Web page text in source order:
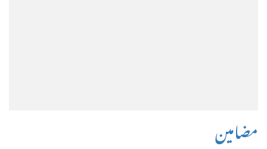
مضامین